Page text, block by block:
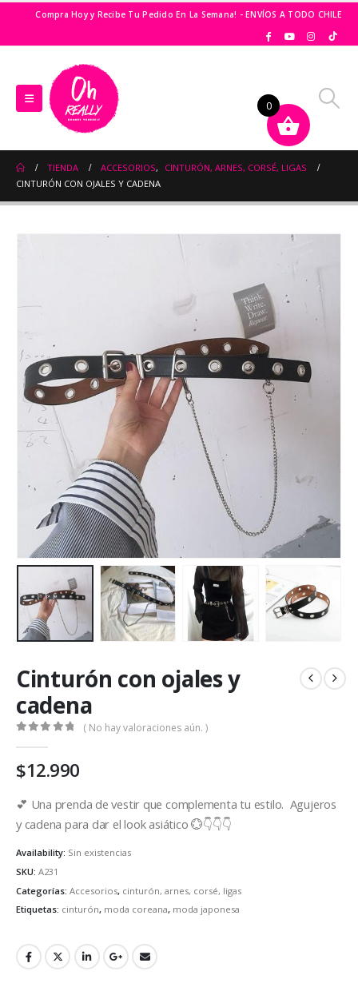
Compra Hoy y Recibe Tu Pedido En La Semana! - ENVÍOS A TODO CHILE
TIENDA ACCESORIOS,
CINTURÓN, ARNES, CORSÉ, LIGAS
CINTURÓN CON OJALES Y CADENA
Cinturón con ojales y
cadena
( No hay valoraciones aún. )
$12.990
💕 Una prenda de vestir que complementa tu estilo. Agujeros
y cadena para dar el look asiático 💮👇👇👇
Availability: Sin existencias
SKU: A231
Categorías: Accesorios, cinturón, arnes, corsé, ligas
Etiquetas: cinturón, moda coreana, moda japonesa
0